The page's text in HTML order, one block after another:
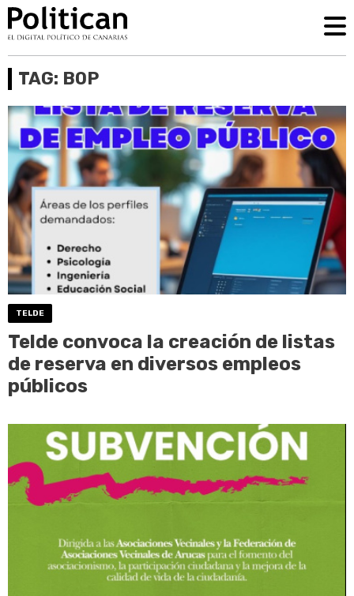
TAG: BOP
TELDE
Telde convoca la creación de listas
de reserva en diversos empleos
públicos